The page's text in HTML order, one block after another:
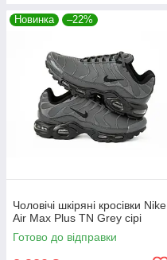
Новинка –22%
Чоловічі шкіряні кросівки Nike
Air Max Plus TN Grey сірі
Готово до відправки